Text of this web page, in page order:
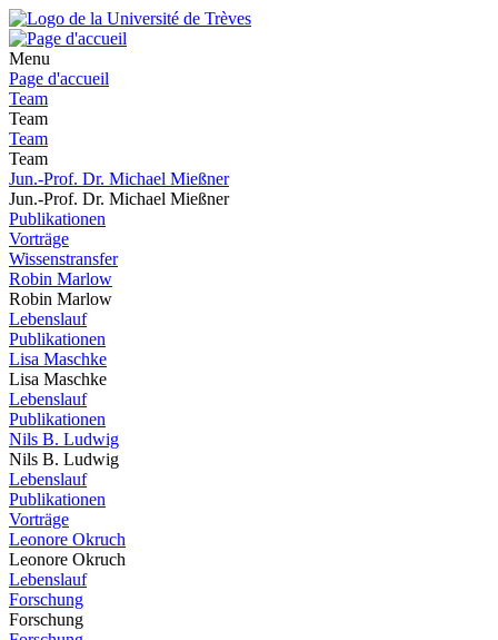
Menu
Page d'accueil
Team
Team
Team
Team
Jun.-Prof. Dr. Michael Mießner
Jun.-Prof. Dr. Michael Mießner
Publikationen
Vorträge
Wissenstransfer
Robin Marlow
Robin Marlow
Lebenslauf
Publikationen
Lisa Maschke
Lisa Maschke
Lebenslauf
Publikationen
Nils B. Ludwig
Nils B. Ludwig
Lebenslauf
Publikationen
Vorträge
Leonore Okruch
Leonore Okruch
Lebenslauf
Forschung
Forschung